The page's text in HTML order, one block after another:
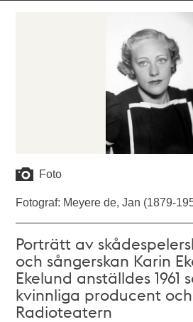
Foto
Fotograf: Meyere de, Jan (1879-
Porträtt av
och sångerskan Karin
Ekelund anställdes 1961
kvinnliga producent
Radioteatern